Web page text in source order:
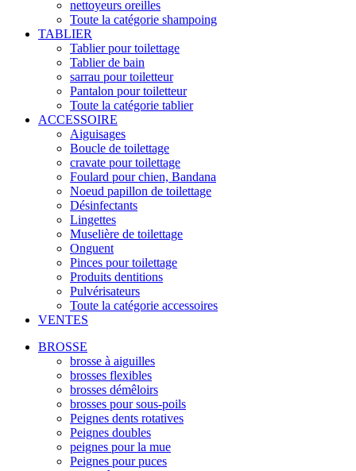
nettoyeurs oreilles
Toute la catégorie shampoing
TABLIER
Tablier pour toilettage
Tablier de bain
sarrau pour toiletteur
Pantalon pour toiletteur
Toute la catégorie tablier
ACCESSOIRE
Aiguisages
Boucle de toilettage
cravate pour toilettage
Foulard pour chien, Bandana
Noeud papillon de toilettage
Désinfectants
Lingettes
Muselière de toilettage
Onguent
Pinces pour toilettage
Produits dentitions
Pulvérisateurs
Toute la catégorie accessoires
VENTES
BROSSE
brosse à aiguilles
brosses flexibles
brosses démêloirs
brosses pour sous-poils
Peignes dents rotatives
Peignes doubles
peignes pour la mue
Peignes pour puces